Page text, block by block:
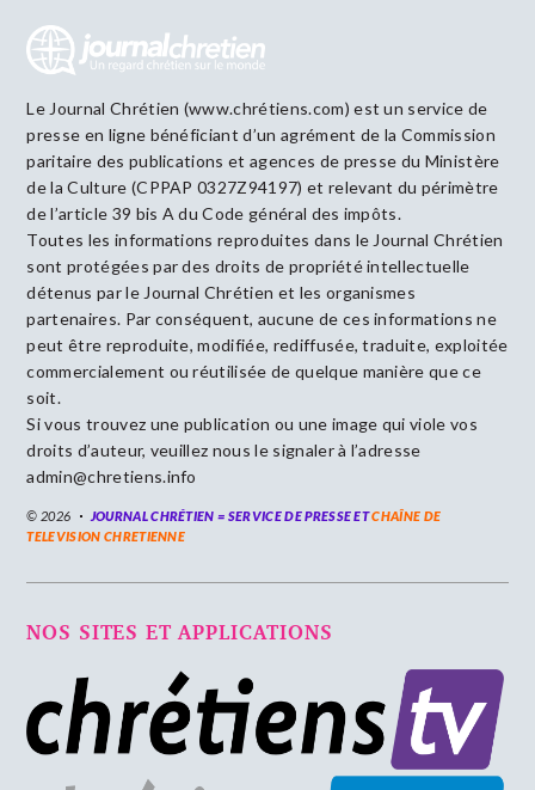
Le Journal Chrétien (www.chrétiens.com) est un service de
presse en ligne bénéficiant d’un agrément de la Commission
paritaire des publications et agences de presse du Ministère
de la Culture (CPPAP 0327Z94197) et relevant du périmètre
de l’article 39 bis A du Code général des impôts.
Toutes les informations reproduites dans le Journal Chrétien
sont protégées par des droits de propriété intellectuelle
détenus par le Journal Chrétien et les organismes
partenaires. Par conséquent, aucune de ces informations ne
peut être reproduite, modifiée, rediffusée, traduite, exploitée
commercialement ou réutilisée de quelque manière que ce
soit.
Si vous trouvez une publication ou une image qui viole vos
droits d’auteur, veuillez nous le signaler à l’adresse
admin@chretiens.info
© 2026 JOURNAL CHRÉTIEN = SERVICE DE PRESSE ETCHAÎNE DE
TELEVISION CHRETIENNE
NOS SITES ET APPLICATIONS